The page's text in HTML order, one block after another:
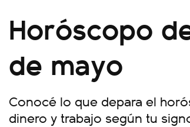
Horóscopo
de mayo
Conocé lo que depara el
dinero y trabajo según tu